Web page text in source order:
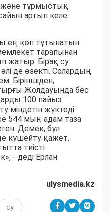
және тұрмыстық
артып келе
ең көп тұтынатын
тарапынан
жатыр. Бірақ су
де өзекті. Солардың
Біріншіден,
Жолдауында бес
100 пайыз
міндетін жүктеді.
544 мың адам таза
Демек, бұл
күшейту қажет.
тиісті
- деді Ерлан
ulysmedia.kz
су